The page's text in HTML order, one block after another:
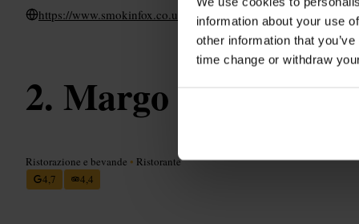
information about your use
other information that
time change or withdraw
https://www.smokinfox.co.uk/
Margo
Ristorazione e bevande • Ristorante
4,7
4,4